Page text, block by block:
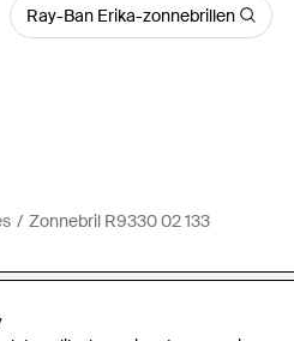
Ray-Ban Erika-zonnebrillen
Zonnebril R9330 02 133